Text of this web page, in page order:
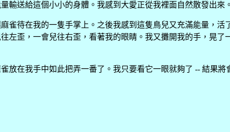
輸送給這個小小的身體。我感到大愛正從我裡面自然散發出來。
雀待在我的一隻手掌上。之後我感到這隻鳥兒又充滿能量，
左歪，一會兒往右歪，看著我的眼睛。我又攤開我的手，晃
放在我手中如此把弄一番了。我只要看它一眼就夠了 -- 結果將